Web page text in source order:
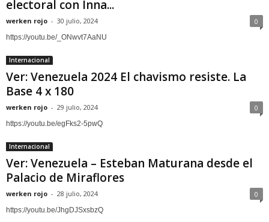
electoral con Inna...
werken rojo - 30 julio, 2024 0
https://youtu.be/_ONwvt7AaNU
Internacional
Ver: Venezuela 2024 El chavismo resiste. La
Base 4 x 180
werken rojo - 29 julio, 2024 0
https://youtu.be/egFks2-5pwQ
Internacional
Ver: Venezuela – Esteban Maturana desde el
Palacio de Miraflores
werken rojo - 28 julio, 2024 0
https://youtu.be/JhgDJSxsbzQ